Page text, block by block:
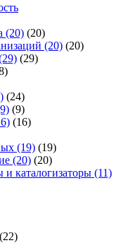
(20) (20)
(20) (20)
(29)
(24)
(9)
(16)
(19) (19)
(20) (20)
каталогизаторы (11)
(22)